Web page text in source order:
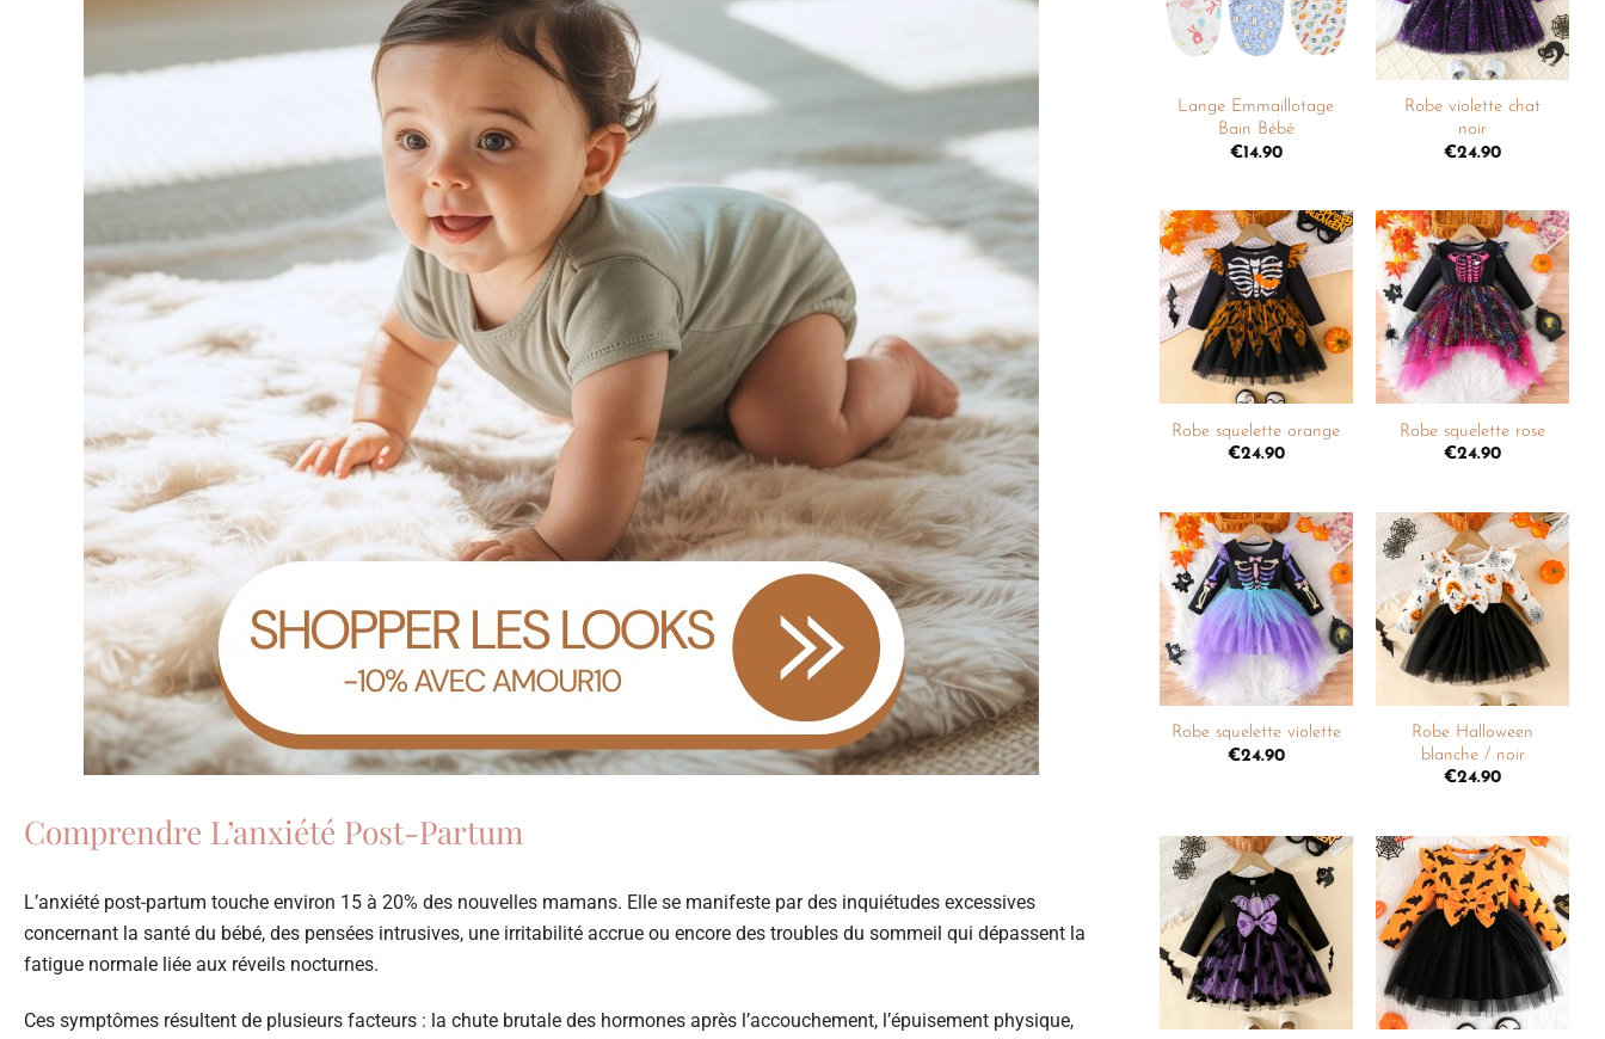
Comprendre L’anxiété Post-Partum
L’anxiété post-partum touche environ 15 à 20% des nouvelles mamans. Elle se manifeste par des inquiétudes excessives
concernant la santé du bébé, des pensées intrusives, une irritabilité accrue ou encore des troubles du sommeil qui dépassent la
fatigue normale liée aux réveils nocturnes.
Ces symptômes résultent de plusieurs facteurs : la chute brutale des hormones après l’accouchement, l’épuisement physique,
souhaits
+
Lange Emmaillotage
Bain Bébé
€14.90
souhaits
+
Robe violette chat
noir
€24.90
Ajouter
à la
liste de
souhaits
+
Robe squelette orange
€24.90
Ajouter
à la
liste de
souhaits
+
Robe squelette rose
€24.90
Ajouter
à la
liste de
souhaits
Robe squelette violette
€24.90
Ajouter
à la
liste de
souhaits
Robe Halloween
blanche / noir
€24.90
Ajouter
à la
liste de
souhaits
+
Ajouter
à la
liste de
souhaits
+